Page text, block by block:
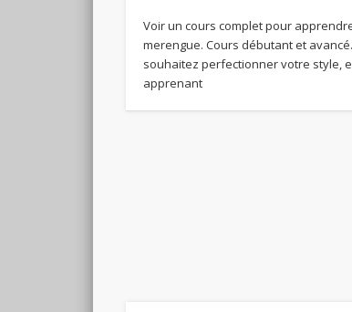
Voir un cours complet pour
merengue. Cours débutant et
souhaitez perfectionner votre style,
apprenant